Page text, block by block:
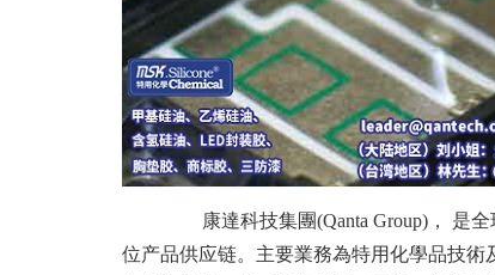
康達科技集團(Qanta Group)， 是全
位产品供应链。主要業務為特用化學品技